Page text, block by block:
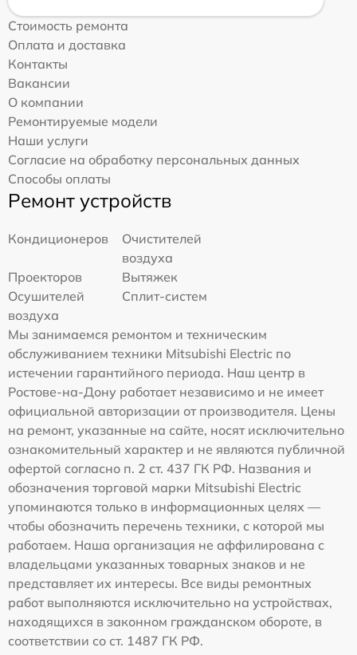
Стоимость ремонта
Оплата и доставка
Контакты
Вакансии
О компании
Ремонтируемые модели
Наши услуги
Согласие на обработку персональных данных
Способы оплаты
Ремонт устройств
Кондиционеров
Очистителей
воздуха
Проекторов
Вытяжек
Осушителей
воздуха
Сплит-систем
Мы занимаемся ремонтом и техническим
обслуживанием техники Mitsubishi Electric по
истечении гарантийного периода. Наш центр в
Ростове-на-Дону работает независимо и не имеет
официальной авторизации от производителя. Цены
на ремонт, указанные на сайте, носят исключительно
ознакомительный характер и не являются публичной
офертой согласно п. 2 ст. 437 ГК РФ. Названия и
обозначения торговой марки Mitsubishi Electric
упоминаются только в информационных целях —
чтобы обозначить перечень техники, с которой мы
работаем. Наша организация не аффилирована с
владельцами указанных товарных знаков и не
представляет их интересы. Все виды ремонтных
работ выполняются исключительно на устройствах,
находящихся в законном гражданском обороте, в
соответствии со ст. 1487 ГК РФ.